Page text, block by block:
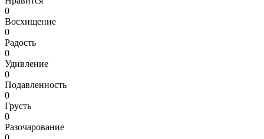
0
Восхищение
0
Радость
0
Удивление
0
Подавленность
0
Грусть
0
Разочарование